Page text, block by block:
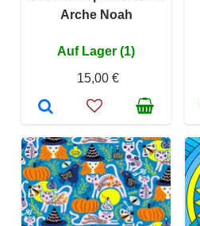
Arche Noah
Auf Lager (1)
15,00 €